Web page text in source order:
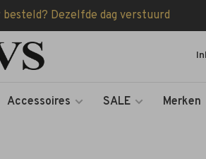
Dezelfde dag verstuurd
Accessoires SALE Merken